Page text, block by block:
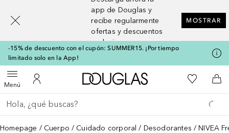
app de Douglas y
recibe regularmente
ofertas y descuentos
exclusivos
MOSTRAR
-15% de descuento con el cupón: SUMMER15. ¡Por tiempo
limitado solo en la App!
MenúAbrir menúMi cuenta
A Douglas HomeMi lista de
A
Regresar
Ejecutar búsqueda
Homepage Cuerpo Cuidado corporal Desodorantes NIVEA
[navigation.slideout.screenreader]